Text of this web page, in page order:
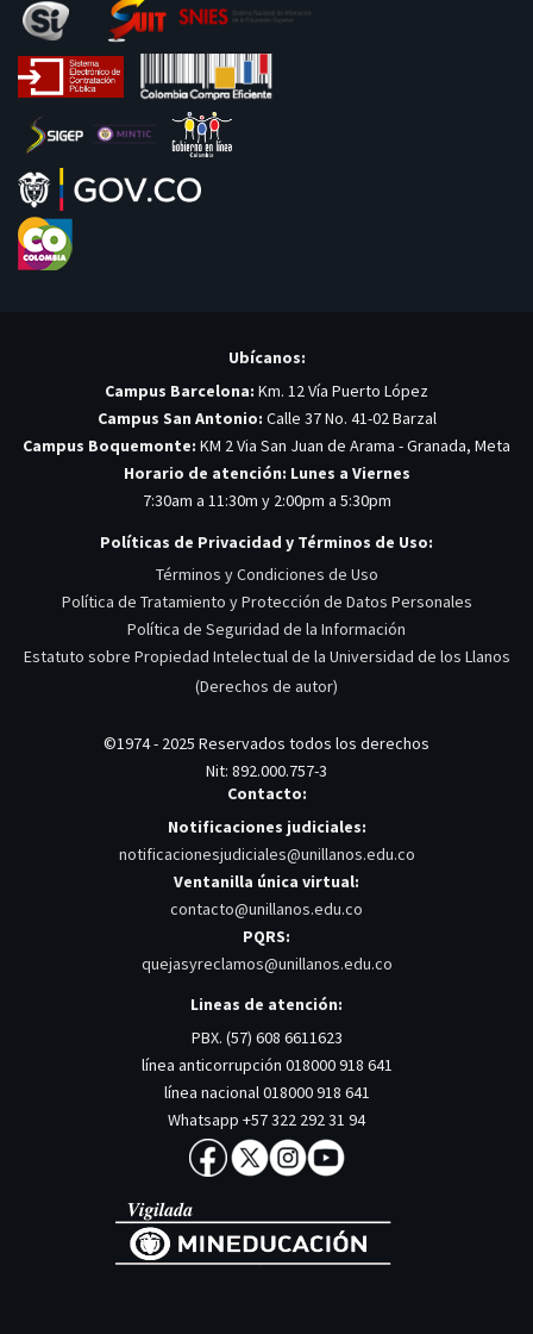
Ubícanos:
Campus Barcelona: Km. 12 Vía Puerto López
Campus San Antonio: Calle 37 No. 41-02 Barzal
Campus Boquemonte: KM 2 Via San Juan de Arama - Granada, Meta
Horario de atención: Lunes a Viernes
7:30am a 11:30m y 2:00pm a 5:30pm
Políticas de Privacidad y Términos de Uso:
Términos y Condiciones de Uso
Política de Tratamiento y Protección de Datos Personales
Política de Seguridad de la Información
Estatuto sobre Propiedad Intelectual de la Universidad de los Llanos
(Derechos de autor)
©1974 - 2025 Reservados todos los derechos
Nit: 892.000.757-3
Contacto:
Notificaciones judiciales:
notificacionesjudiciales@unillanos.edu.co
Ventanilla única virtual:
contacto@unillanos.edu.co
PQRS:
quejasyreclamos@unillanos.edu.co
Lineas de atención:
PBX. (57) 608 6611623
línea anticorrupción 018000 918 641
línea nacional 018000 918 641
Whatsapp +57 322 292 31 94